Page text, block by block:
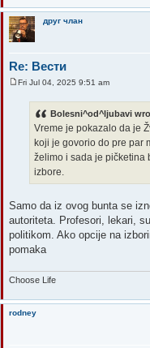
друг члан
Re: Вести
Fri Jul 04, 2025 9:51 am
Bolesni^od^ljubavi
Vreme je pokazalo da je
koji je govorio do pre par
želimo i sada je pičketina
izbore.
Samo da iz ovog bunta se
autoriteta. Profesori, lekari,
politikom. Ako opcije na
pomaka
Choose Life
rodney